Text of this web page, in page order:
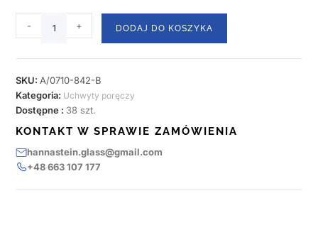
- + DODAJ DO KOSZYKA
SKU:A/0710-842-B
Kategoria: Uchwyty poręczy
Dostępne : 38 szt.
KONTAKT W SPRAWIE ZAMÓWIENIA
hannastein.glass@gmail.com
+48 663 107 177